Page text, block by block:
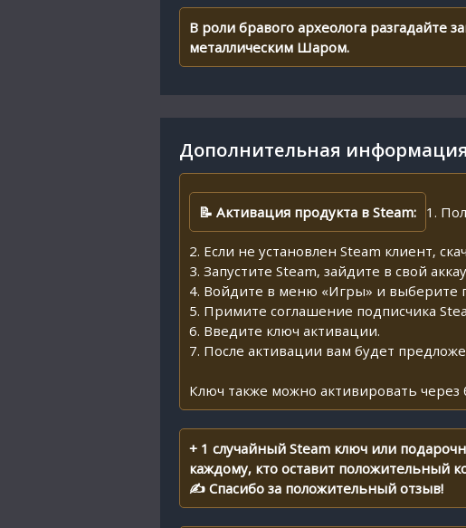
В роли бравого археолога разгадайте
металлическим Шаром.
Дополнительная
📝 Активация продукта в Steam: 1.
2. Если не установлен Steam клиент,
3. Запустите Steam, зайдите в свой
4. Войдите в меню «Игры» и выберите
5. Примите соглашение подписчика
6. Введите ключ активации.
7. После активации вам будет
Ключ также можно активировать через
+ 1 случайный Steam ключ или
каждому, кто оставит положительный
✍ Спасибо за положительный отзыв!